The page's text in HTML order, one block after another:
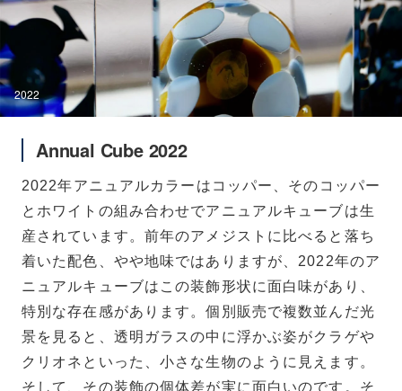
2022
Annual Cube 2022
2022年アニュアルカラーはコッパー、そのコッパー
とホワイトの組み合わせでアニュアルキューブは生
産されています。前年のアメジストに比べると落ち
着いた配色、やや地味ではありますが、2022年のア
ニュアルキューブはこの装飾形状に面白味があり、
特別な存在感があります。個別販売で複数並んだ光
景を見ると、透明ガラスの中に浮かぶ姿がクラゲや
クリオネといった、小さな生物のように見えます。
そして、その装飾の個体差が実に面白いのです。そ